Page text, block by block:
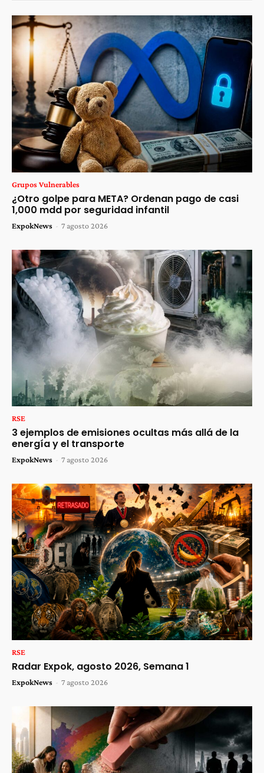
Grupos Vulnerables
¿Otro golpe para META? Ordenan pago de casi
1,000 mdd por seguridad infantil
ExpokNews - 7 agosto 2026
RSE
3 ejemplos de emisiones ocultas más allá de la
energía y el transporte
ExpokNews - 7 agosto 2026
RSE
Radar Expok, agosto 2026, Semana 1
ExpokNews - 7 agosto 2026